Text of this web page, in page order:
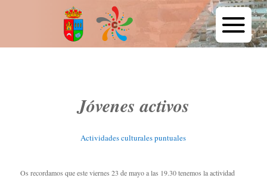
Jóvenes activos
Actividades culturales puntuales
Os recordamos que este viernes 23 de mayo a las 19.30 tenemos la actividad